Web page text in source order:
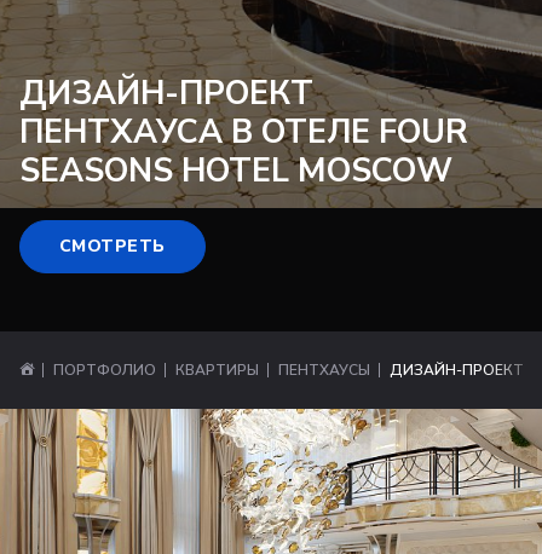
ДИЗАЙН-ПРОЕКТ
ПЕНТХАУСА В ОТЕЛЕ FOUR
SEASONS HOTEL MOSCOW
СМОТРЕТЬ
ПОРТФОЛИО КВАРТИРЫ ПЕНТХАУСЫ ДИЗАЙН-ПРОЕКТ